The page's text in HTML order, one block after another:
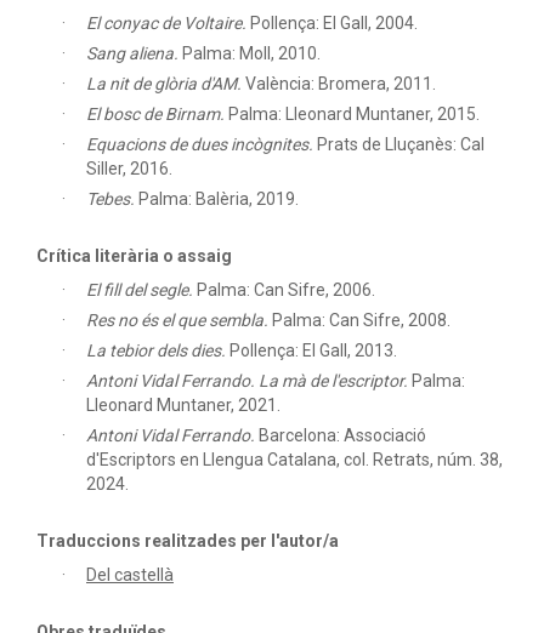
El conyac de Voltaire. Pollença: El Gall, 2004.
Sang aliena. Palma: Moll, 2010.
La nit de glòria d'AM. València: Bromera, 2011.
El bosc de Birnam. Palma: Lleonard Muntaner, 2015.
Equacions de dues incògnites. Prats de Lluçanès: Cal
Siller, 2016.
Tebes. Palma: Balèria, 2019.
Crítica literària o assaig
El fill del segle. Palma: Can Sifre, 2006.
Res no és el que sembla. Palma: Can Sifre, 2008.
La tebior dels dies. Pollença: El Gall, 2013.
Antoni Vidal Ferrando. La mà de l'escriptor. Palma:
Lleonard Muntaner, 2021.
Antoni Vidal Ferrando. Barcelona: Associació
d'Escriptors en Llengua Catalana, col. Retrats, núm. 38,
2024.
Traduccions realitzades per l'autor/a
Del castellà